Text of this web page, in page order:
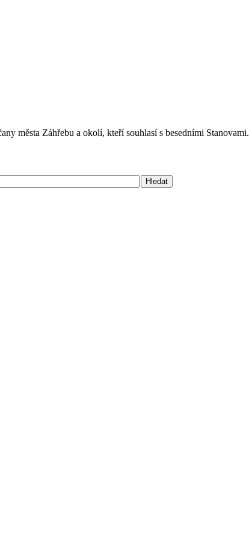
města Záhřebu a okolí, kteří souhlasí s besedními Stanovami.